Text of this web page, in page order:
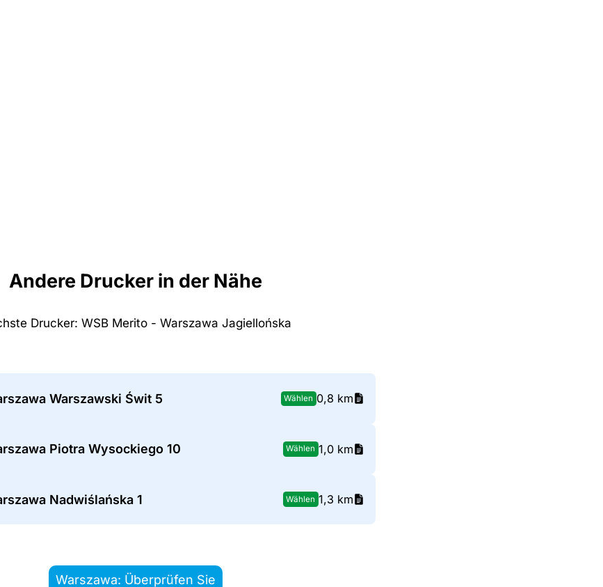
Andere Drucker in der Nähe
Drucker: WSB Merito - Warszawa Jagiellońska
Warszawski Świt 5 Wählen 0,8 km
Piotra Wysockiego 10 Wählen 1,0 km
Nadwiślańska 1 Wählen 1,3 km
Warszawa: Überprüfen Sie